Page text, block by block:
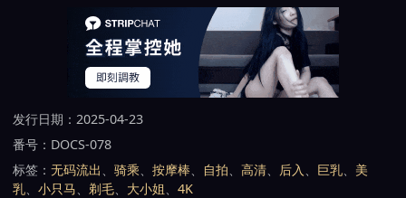
发行日期：2025-04-23
番号：DOCS-078
标签：无码流出、骑乘、按摩棒、 自拍、高清、 后入、 巨乳、 美
乳、小只马、剃毛、 大小姐、4K